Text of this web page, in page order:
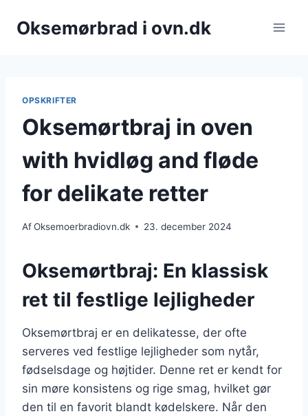
Oksemørbrad i ovn.dk
OPSKRIFTER
Oksemørtbraj in oven
with hvidløg and fløde
for delikate retter
AfOksemoerbradiovn.dk 23. december 2024
Oksemørtbraj: En klassisk
ret til festlige lejligheder
Oksemørtbraj er en delikatesse, der ofte
serveres ved festlige lejligheder som nytår,
fødselsdage og højtider. Denne ret er kendt for
sin møre konsistens og rige smag, hvilket gør
den til en favorit blandt kødelskere. Når den